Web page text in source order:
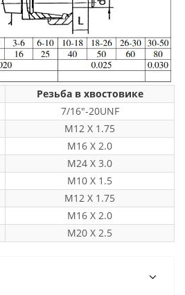
Резьба в хвостовике
7/16"-20UNF
M12 X 1.75
M16 X 2.0
M24 X 3.0
M10 X 1.5
M12 X 1.75
M16 X 2.0
M20 X 2.5